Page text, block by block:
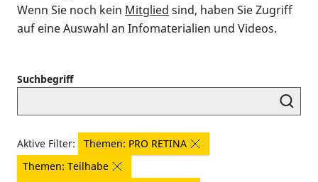
Wenn Sie noch kein Mitglied sind, haben Sie Zugriff
auf eine Auswahl an Infomaterialien und Videos.
Suchbegriff
Aktive Filter:
Themen: PRO RETINA
Themen: Teilhabe